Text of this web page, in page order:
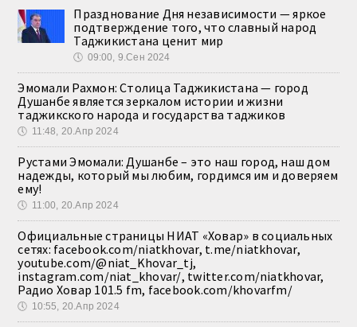
Празднование Дня независимости — яркое
подтверждение того, что славный народ
Таджикистана ценит мир
🕔 09:00, 9.Сен 2024
Эмомали Рахмон: Столица Таджикистана — город
Душанбе является зеркалом истории и жизни
таджикского народа и государства таджиков
🕔 11:48, 20.Апр 2024
Рустами Эмомали: Душанбе – это наш город, наш дом
надежды, который мы любим, гордимся им и доверяем
ему!
🕔 11:00, 20.Апр 2024
Официальные страницы НИАТ «Ховар» в социальных
сетях: facebook.com/niatkhovar, t.me/niatkhovar,
youtube.com/@niat_Khovar_tj,
instagram.com/niat_khovar/, twitter.com/niatkhovar,
Радио Ховар 101.5 fm, facebook.com/khovarfm/
🕔 10:55, 20.Апр 2024